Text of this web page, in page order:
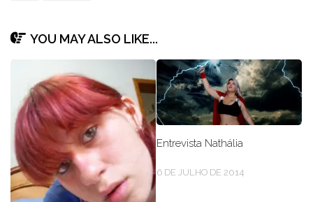
YOU MAY ALSO LIKE...
Entrevista Nathália
6 DE JULHO DE 2014